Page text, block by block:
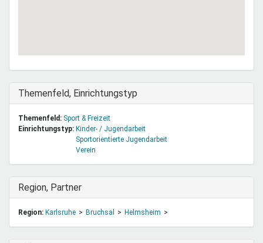
Ausblenden
Themenfeld, Einrichtungstyp
Themenfeld: Sport & Freizeit
Einrichtungstyp: Kinder- / Jugendarbeit
Sportorientierte Jugendarbeit
Verein
Ausblenden
Region, Partner
Region: Karlsruhe Bruchsal Helmsheim